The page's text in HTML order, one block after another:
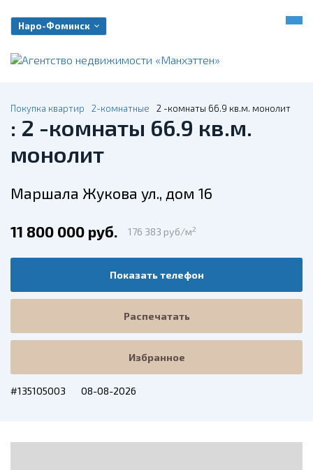
Наро-Фоминск
Покупка квартир 2-комнатные 2 -комнаты 66.9 кв.м. монолит
: 2 -комнаты 66.9 кв.м.
монолит
Маршала Жукова ул., дом 16
11 800 000 руб. 176 383 руб/м2
Показать телефон
Распечатать
Избранное
#135105003 08-08-2026